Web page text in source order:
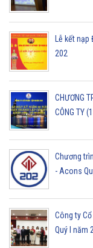
Lễ kết
202
CHƯƠNG
CÔNG TY
Chương
- Acons
Công ty
Quý I năm